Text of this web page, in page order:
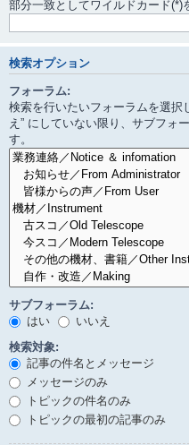
部分一致としてワイルドカード(*)
検索オプション
フォーラム:
検索を行いたいフォーラムを選択
え” にしていない限り、サブフォ
す。
サブフォーラム:
はい
いいえ
検索対象:
記事の件名とメッセージ
メッセージのみ
トピックの件名のみ
トピックの最初の記事のみ